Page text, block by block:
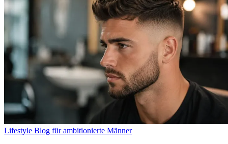
Lifestyle Blog für ambitionierte Männer